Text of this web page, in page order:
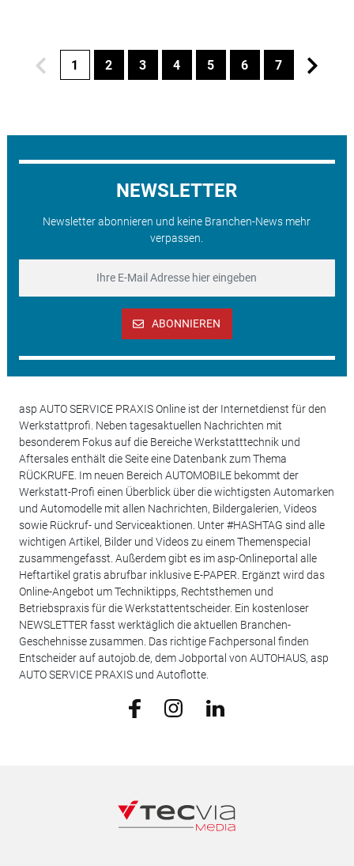
1 2 3 4 5 6 7
NEWSLETTER
Newsletter abonnieren und keine Branchen-News mehr
verpassen.
ABONNIEREN
asp AUTO SERVICE PRAXIS Online ist der Internetdienst für den
Werkstattprofi. Neben tagesaktuellen Nachrichten mit
besonderem Fokus auf die Bereiche Werkstatttechnik und
Aftersales enthält die Seite eine Datenbank zum Thema
RÜCKRUFE. Im neuen Bereich AUTOMOBILE bekommt der
Werkstatt-Profi einen Überblick über die wichtigsten Automarken
und Automodelle mit allen Nachrichten, Bildergalerien, Videos
sowie Rückruf- und Serviceaktionen. Unter #HASHTAG sind alle
wichtigen Artikel, Bilder und Videos zu einem Themenspecial
zusammengefasst. Außerdem gibt es im asp-Onlineportal alle
Heftartikel gratis abrufbar inklusive E-PAPER. Ergänzt wird das
Online-Angebot um Techniktipps, Rechtsthemen und
Betriebspraxis für die Werkstattentscheider. Ein kostenloser
NEWSLETTER fasst werktäglich die aktuellen Branchen-
Geschehnisse zusammen. Das richtige Fachpersonal finden
Entscheider auf autojob.de, dem Jobportal von AUTOHAUS, asp
AUTO SERVICE PRAXIS und Autoflotte.